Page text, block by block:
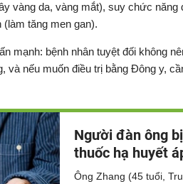
vàng da, vàng mắt), suy chức
tăng men gan).
mạnh: bệnh nhân tuyệt đối không
và nếu muốn điều trị bằng Đông y,
Người đàn ông
thuốc hạ huyết
Ông Zhang (45 tuổi,